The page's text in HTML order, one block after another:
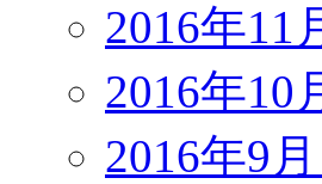
2016年11
2016年10
2016年9